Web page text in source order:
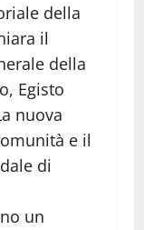
della
il
della
Egisto
nuova
e il
di
un